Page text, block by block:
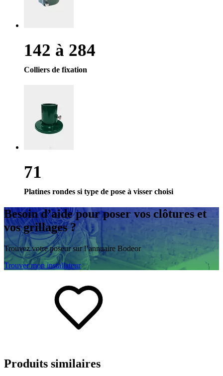
142 à 284
Colliers de fixation
71
Platines rondes si type de pose à visser choisi
Besoin d’aidepour poser vos clôtures et
vos grillages ?
Trouvez votre poseur sur l’annuaire Bodeor
Trouver mon installateur
Produits similaires